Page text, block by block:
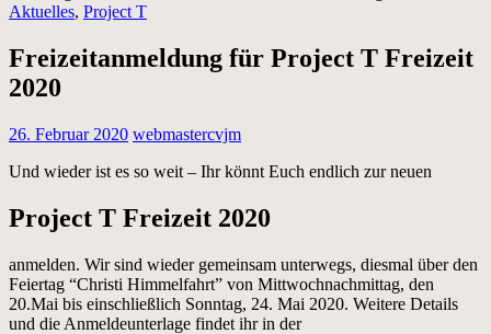
Aktuelles, Project T
Freizeitanmeldung für Project T Freizeit
2020
26. Februar 2020 webmastercvjm
Und wieder ist es so weit – Ihr könnt Euch endlich zur neuen
Project T Freizeit 2020
anmelden. Wir sind wieder gemeinsam unterwegs, diesmal über den
Feiertag “Christi Himmelfahrt” von Mittwochnachmittag, den
20.Mai bis einschließlich Sonntag, 24. Mai 2020. Weitere Details
und die Anmeldeunterlage findet ihr in der